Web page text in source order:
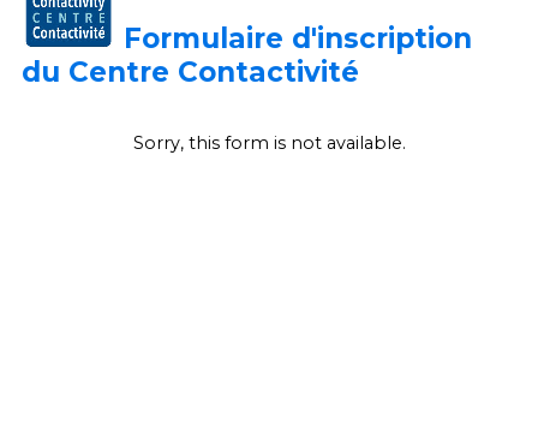
Formulaire d'inscription
du Centre Contactivité
Sorry, this form is not available.